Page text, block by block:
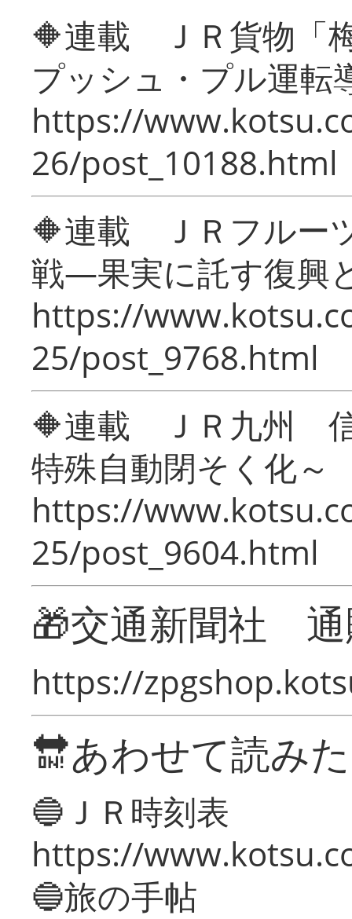
🔶連載 ＪＲ貨物「
プッシュ・プル運転
https://
26/post_10188.html
🔶連載 ＪＲフルー
戦―果実に託す復興
https://
25/post_9768.html
🔶連載 ＪＲ九州 信
特殊自動閉そく化～
https://
25/post_9604.html
🎁交通新聞社
https://
🔛あわせて読み
🔵ＪＲ時刻表
https://
🔵旅の手帖